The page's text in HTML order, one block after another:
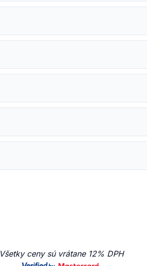
Všetky ceny sú vrátane 12% DPH